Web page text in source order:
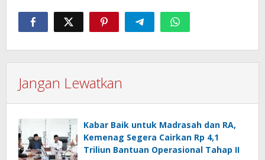
Jangan Lewatkan
Kabar Baik untuk Madrasah dan RA,
Kemenag Segera Cairkan Rp 4,1
Triliun Bantuan Operasional Tahap II